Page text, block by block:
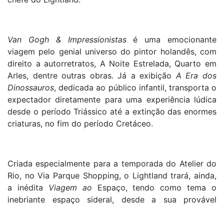
Van Gogh & Impressionistasé uma emocionante
viagem pelo genial universo do pintor holandês, com
direito a autorretratos, A Noite Estrelada, Quarto em
Arles, dentre outras obras. Já a exibição A Era dos
Dinossauros, dedicada ao público infantil, transporta o
expectador diretamente para uma experiência lúdica
desde o período Triássico até a extinção das enormes
criaturas, no fim do período Cretáceo.
Criada especialmente para a temporada do Atelier do
Rio, no Via Parque Shopping, o Lightland trará, ainda,
a inédita Viagem ao Espaço, tendo como tema o
inebriante espaço sideral, desde a sua provável